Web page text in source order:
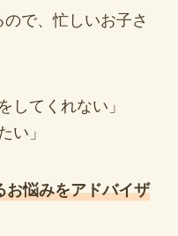
で、忙しいお子さ
してくれない」
い」
お悩みをアドバイザ